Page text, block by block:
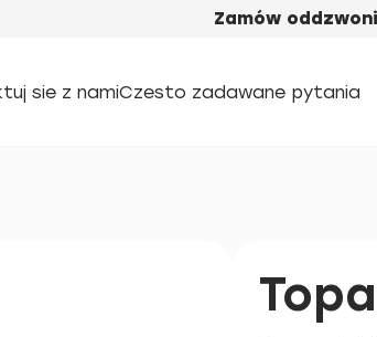
Zamów
sie z namiCzesto zadawane pytania